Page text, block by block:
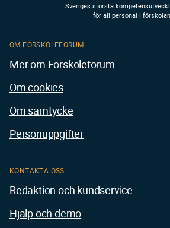
Sveriges största
för all personal i förskolan.
KONTAKTA OSS
Redaktion och kundservice
Hjälp och demo
OM FÖRSKOLEFORUM
Mer om Förskoleforum
Om cookies
Om samtycke
Personuppgifter